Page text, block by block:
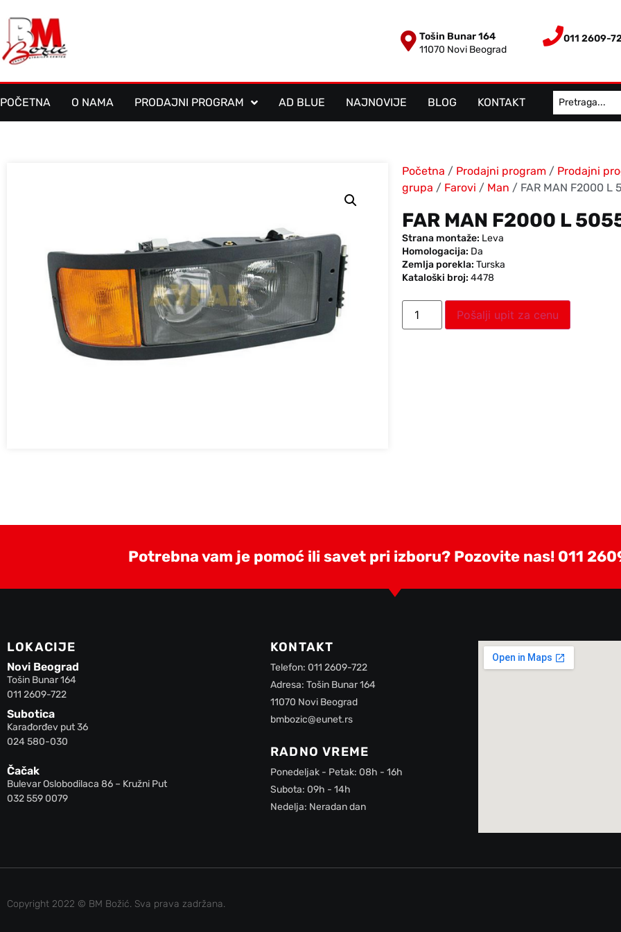
Tošin Bunar 164
11070 Novi Beograd
011 2609-
POČETNA O NAMA PRODAJNI PROGRAM AD BLUE NAJNOVIJE BLOG KONTAKT
Početna / Prodajni program / Prodajni
grupa / Farovi / Man / FAR MAN F2000 L
FAR MAN F2000 L
Strana montaže: Leva
Homologacija: Da
Zemlja porekla: Turska
Kataloški broj: 4478
Pošalji upit za cenu
Potrebna vam je pomoć ili savet pri izboru? Pozovite nas! 011
LOKACIJE
Novi Beograd
Tošin Bunar 164
011 2609-722
Subotica
Karađorđev put 36
024 580-030
Čačak
Bulevar Oslobodilaca 86 – Kružni Put
032 559 0079
KONTAKT
Telefon: 011 2609-722
Adresa: Tošin Bunar 164
11070 Novi Beograd
bmbozic@eunet.rs
RADNO VREME
Ponedeljak - Petak: 08h - 16h
Subota: 09h - 14h
Nedelja: Neradan dan
Copyright 2022 © BM Božić. Sva prava zadržana.